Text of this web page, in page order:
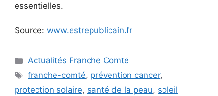
essentielles.
Source: www.estrepublicain.fr
Catégories
Actualités Franche Comté
Étiquettes
franche-comté, prévention cancer,
protection solaire, santé de la peau, soleil